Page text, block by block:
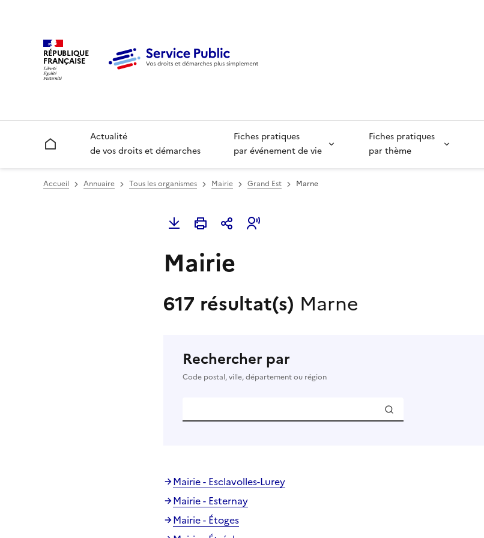
RÉPUBLIQUE
FRANÇAISE
Accueil
Actualité
de vos droits et démarches
Fiches pratiques
par événement de vie
Fiches pratiques
par thème
Accueil Annuaire Tous les organismes Mairie Grand Est Marne
Mairie
617 résultat(s) Marne
Rechercher par
Code postal, ville, département ou région
Mairie - Esclavolles-Lurey
Mairie - Esternay
Mairie - Étoges